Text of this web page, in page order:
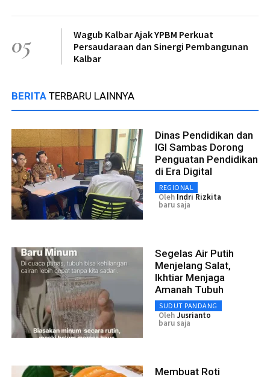
05
Wagub Kalbar Ajak YPBM Perkuat
Persaudaraan dan Sinergi Pembangunan
Kalbar
BERITA TERBARU LAINNYA
Dinas Pendidikan dan
IGI Sambas Dorong
Penguatan Pendidikan
di Era Digital
REGIONAL
Oleh Indri Rizkita
baru saja
Segelas Air Putih
Menjelang Salat,
Ikhtiar Menjaga
Amanah Tubuh
SUDUT PANDANG
OlehJusrianto
baru saja
Membuat Roti